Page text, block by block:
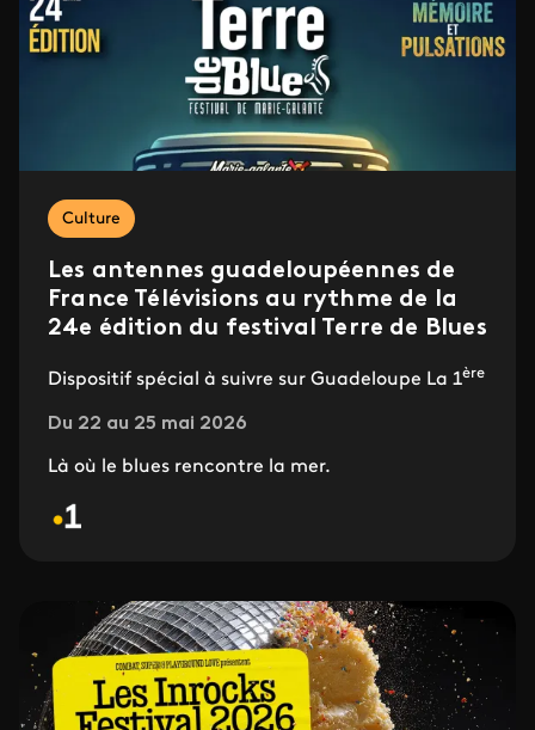
Culture
Les antennes guadeloupéennes de
France Télévisions au rythme de la
24e édition du festival Terre de Blues
Dispositif spécial à suivre sur Guadeloupe La 1ère
Du 22 au 25 mai 2026
Là où le blues rencontre la mer.